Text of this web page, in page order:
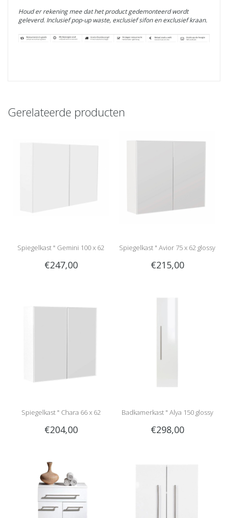
Houd er rekening mee dat het product gedemonteerd wordt
geleverd. Inclusief pop-up waste, exclusief sifon en exclusief kraan.
Gerelateerde producten
Spiegelkast " Gemini 100 x 62
glossy white "
€247,00
Spiegelkast " Avior 75 x 62 glossy
white "
€215,00
Spiegelkast " Chara 66 x 62
glossy white "
€204,00
Badkamerkast " Alya 150 glossy
white "
€298,00